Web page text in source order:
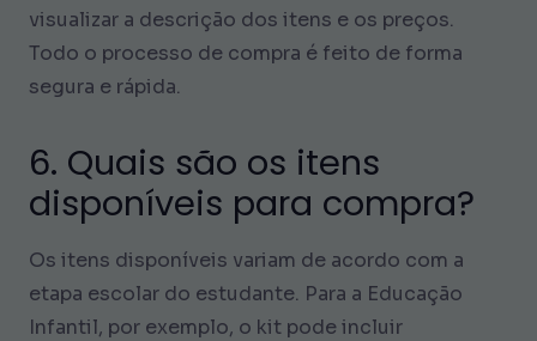
visualizar a descrição dos itens e os preços.
Todo o processo de compra é feito de forma
segura e rápida.
6. Quais são os itens
disponíveis para compra?
Os itens disponíveis variam de acordo com a
etapa escolar do estudante. Para a Educação
Infantil, por exemplo, o kit pode incluir